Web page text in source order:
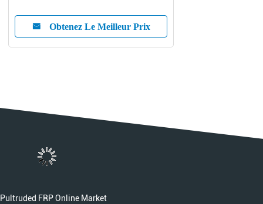
Obtenez Le Meilleur Prix
Pultruded FRP Online Market